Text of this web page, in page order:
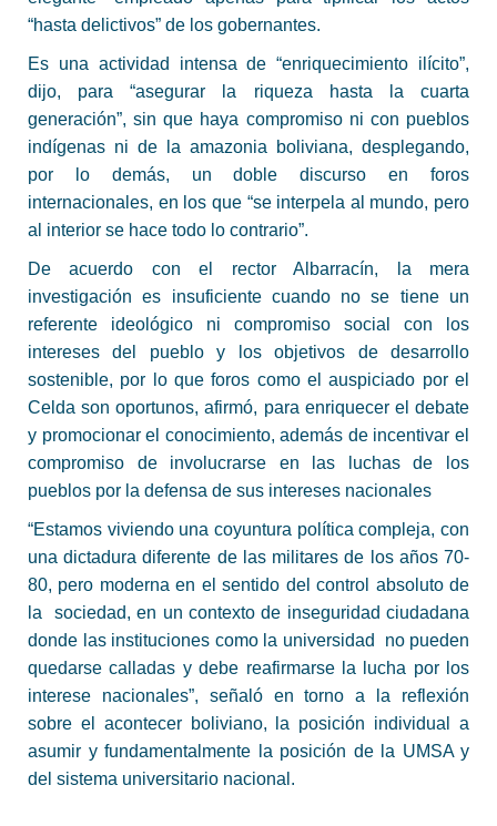
“hasta delictivos” de los gobernantes.
Es una actividad intensa de “enriquecimiento ilícito”,
dijo, para “asegurar la riqueza hasta la cuarta
generación”, sin que haya compromiso ni con pueblos
indígenas ni de la amazonia boliviana, desplegando,
por lo demás, un doble discurso en foros
internacionales, en los que “se interpela al mundo, pero
al interior se hace todo lo contrario”.
De acuerdo con el rector Albarracín, la mera
investigación es insuficiente cuando no se tiene un
referente ideológico ni compromiso social con los
intereses del pueblo y los objetivos de desarrollo
sostenible, por lo que foros como el auspiciado por el
Celda son oportunos, afirmó, para enriquecer el debate
y promocionar el conocimiento, además de incentivar el
compromiso de involucrarse en las luchas de los
pueblos por la defensa de sus intereses nacionales
“Estamos viviendo una coyuntura política compleja, con
una dictadura diferente de las militares de los años 70-
80, pero moderna en el sentido del control absoluto de
la sociedad, en un contexto de inseguridad ciudadana
donde las instituciones como la universidad no pueden
quedarse calladas y debe reafirmarse la lucha por los
interese nacionales”, señaló en torno a la reflexión
sobre el acontecer boliviano, la posición individual a
asumir y fundamentalmente la posición de la UMSA y
del sistema universitario nacional.